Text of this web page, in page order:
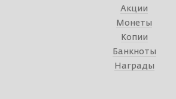
Акции
Монеты
Копии
Банкноты
Награды